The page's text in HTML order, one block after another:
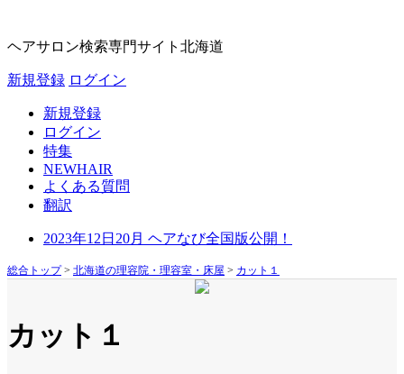
ヘアサロン検索専門サイト 北海道
新規登録 ログイン
新規登録
ログイン
特集
NEWHAIR
よくある質問
翻訳
2023年12日20月 ヘアなび全国版公開！
総合トップ> 北海道の理容院・理容室・床屋 > カット１
カット１